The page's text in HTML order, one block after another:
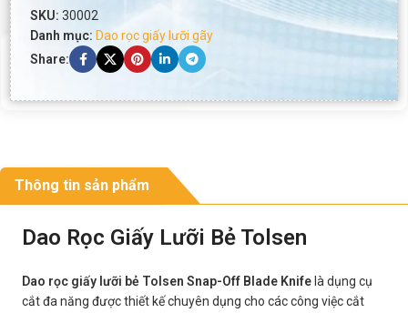
SKU: 30002
Danh mục: Dao rọc giấy lưỡi gãy
Share:
Thông tin sản phẩm
Dao Rọc Giấy Lưỡi Bẻ Tolsen
Dao rọc giấy lưỡi bẻ Tolsen Snap-Off Blade Knife là dụng cụ
cắt đa năng được thiết kế chuyên dụng cho các công việc cắt